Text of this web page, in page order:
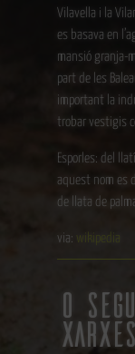
Vilavella i la
es basava en
mansió granja-
part de les
important la
trobar vestigis
Esporles: del llatí
aquest nom es
de llata de
via: wikipedia
o